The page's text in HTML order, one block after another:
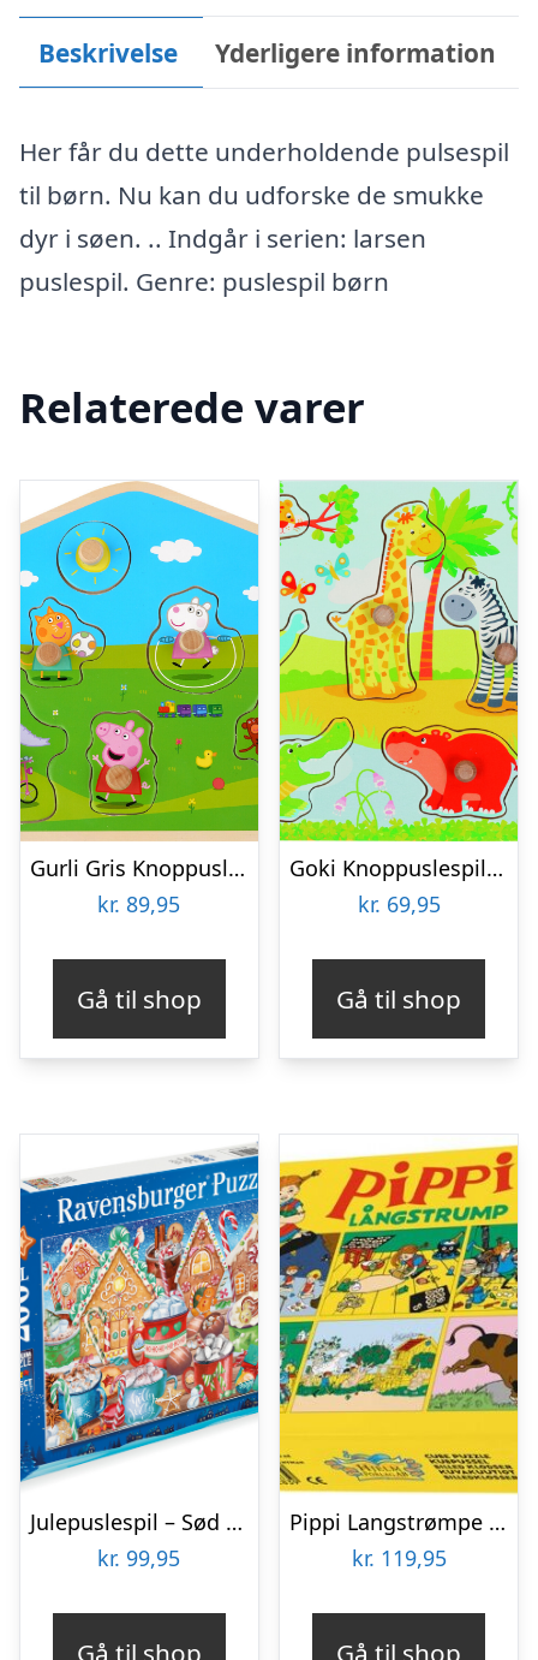
Beskrivelse Yderligere information
Her får du dette underholdende pulsespil
til børn. Nu kan du udforske de smukke
dyr i søen. .. Indgår i serien: larsen
puslespil. Genre: puslespil børn
Relaterede varer
Gurli Gris Knoppuslespil – Træpuslespil Med Knopper
kr. 89,95
Gå til shop
Goki Knoppuslespil – Afrikanske Dyreunger – Træ – 8 Brikker
kr. 69,95
Gå til shop
Julepuslespil – Sød Jul – 200 Xxl Brikker – Ravensburger
kr. 99,95
Gå til shop
Pippi Langstrømpe – Puslespil Klodser – 12 Klodser
kr. 119,95
Gå til shop